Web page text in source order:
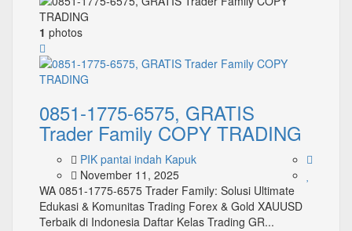
1 photos
0851-1775-6575, GRATIS
Trader Family COPY TRADING
PIK pantai indah Kapuk
November 11, 2025
WA 0851-1775-6575 Trader Family: Solusi Ultimate
Edukasi & Komunitas Trading Forex & Gold XAUUSD
Terbaik di Indonesia Daftar Kelas Trading GR...